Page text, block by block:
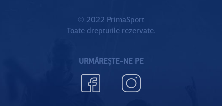
© 2022 PrimaSport
Toate drepturile rezervate.
URMĂREȘTE-NE PE